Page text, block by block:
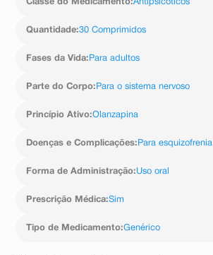
Classe do Medicamento:Antipsicóticos
Quantidade:30 Comprimidos
Fases da Vida: Para adultos
Parte do Corpo: Para o sistema nervoso
Princípio Ativo:Olanzapina
Doenças e Complicações: Para esquizofrenia
Forma de Administração:Uso oral
Prescrição Médica:Sim
Tipo de Medicamento:Genérico